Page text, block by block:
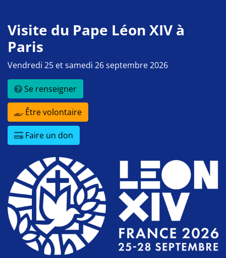
Visite du Pape Léon XIV à
Paris
Vendredi 25 et samedi 26 septembre 2026
Se renseigner
Être volontaire
Faire un don